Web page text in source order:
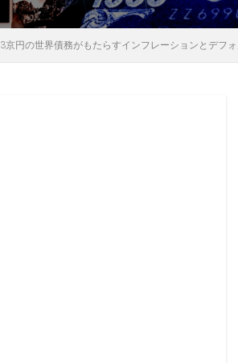
3京円の世界債務がもたらすインフレーションとデフ